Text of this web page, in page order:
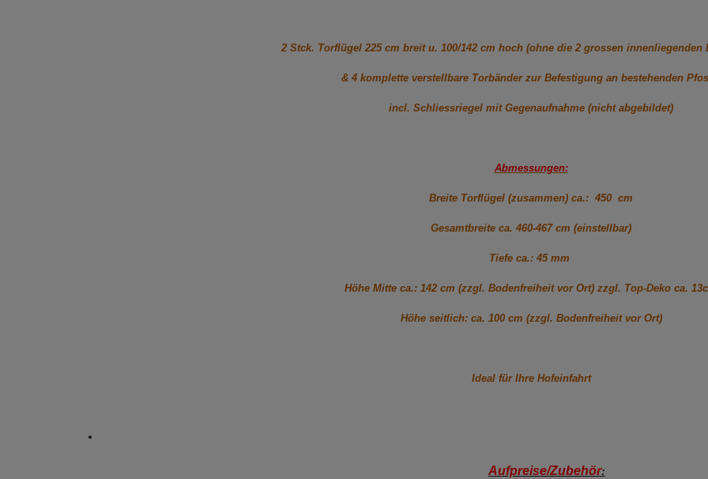
2 Stck. Torflügel 225 cm breit u. 100/142 cm hoch (ohne die 2 grossen innenliegenden
& 4 komplette verstellbare Torbänder zur Befestigung an bestehenden
incl. Schliessriegel mit Gegenaufnahme (nicht abgebildet)
Abmessungen:
Breite Torflügel (zusammen) ca.: 450 cm
Gesamtbreite ca. 460-467 cm (einstellbar)
Tiefe ca.: 45 mm
Höhe Mitte ca.: 142 cm (zzgl. Bodenfreiheit vor Ort) zzgl. Top-Deko ca.
Höhe seitlich: ca. 100 cm (zzgl. Bodenfreiheit vor Ort)
Ideal für Ihre Hofeinfahrt
Aufpreise/Zubehör: